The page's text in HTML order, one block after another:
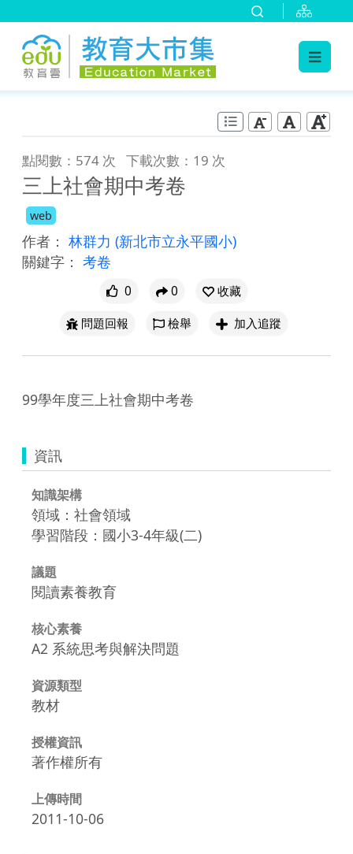
點閱數：574 次 下載次數：19 次
三上社會期中考卷
web
作者： 林群力 (新北市立永平國小)
關鍵字： 考卷
0 0
收藏
問題回報
檢舉 加入追蹤
99學年度三上社會期中考卷
資訊
知識架構
領域：社會領域
學習階段：國小3-4年級(二)
議題
閱讀素養教育
核心素養
A2 系統思考與解決問題
資源類型
教材
授權資訊
著作權所有
上傳時間
2011-10-06